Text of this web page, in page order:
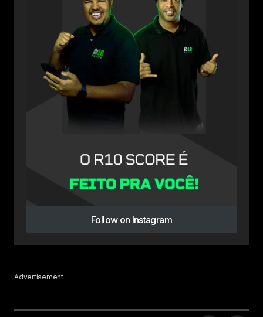
Follow on Instagram
Advertisement